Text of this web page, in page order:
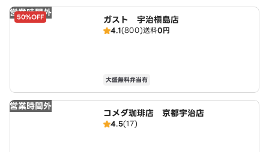
営業時間外
50%OFF ガスト 宇治槇島店
4.1(800)送料0円
大盛無料弁当有
営業時間外
コメダ珈琲店 京都宇治店
4.5(17)